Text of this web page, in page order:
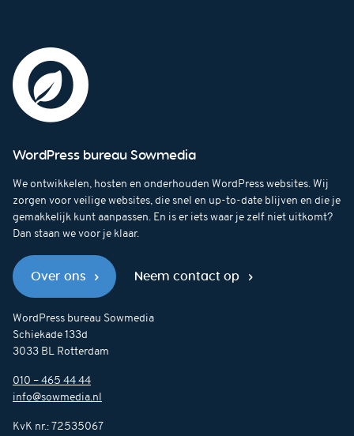
WordPress bureau Sowmedia
We ontwikkelen, hosten en onderhouden WordPress websites. Wij
zorgen voor veilige websites, die snel en up-to-date blijven en die je
gemakkelijk kunt aanpassen. En is er iets waar je zelf niet uitkomt?
Dan staan we voor je klaar.
Over ons Neem contact op
WordPress bureau Sowmedia
Schiekade 133d
3033 BL Rotterdam
010 – 465 44 44
info@sowmedia.nl
KvK nr.: 72535067